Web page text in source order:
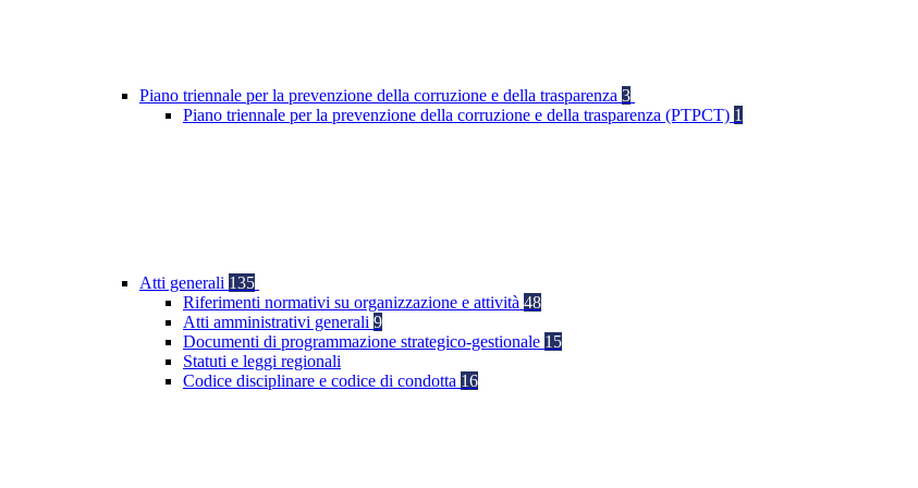
Piano triennale per la prevenzione della corruzione e della trasparenza 3
Piano triennale per la prevenzione della corruzione e della trasparenza (PTPCT) 1
Atti generali 135
Riferimenti normativi su organizzazione e attività 48
Atti amministrativi generali 9
Documenti di programmazione strategico-gestionale 15
Statuti e leggi regionali
Codice disciplinare e codice di condotta 16